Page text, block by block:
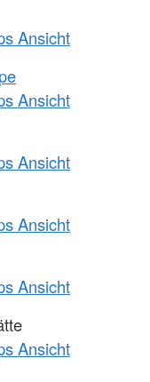
Ansicht
Ansicht
Ansicht
Ansicht
Ansicht
Ansicht